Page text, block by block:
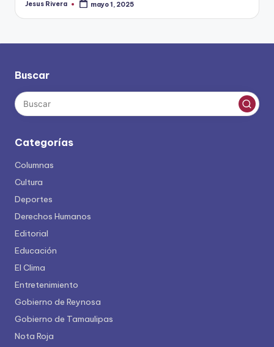
Publicado
Jesus Rivera mayo 1, 2025
Buscar
Categorías
Columnas
Cultura
Deportes
Derechos Humanos
Editorial
Educación
El Clima
Entretenimiento
Gobierno de Reynosa
Gobierno de Tamaulipas
Nota Roja